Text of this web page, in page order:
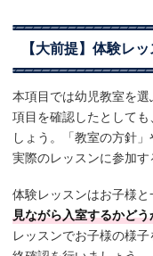
【大前提】体験レ
本項目では幼児教室を
項目を確認したとして
しょう。「教室の方針
実際のレッスンに参加す
体験レッスンはお子様と
見ながら入室するかど
レッスンでお子様の様